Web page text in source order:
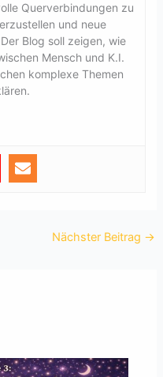
Querverbindungen zu
und neue
Blog soll zeigen, wie
Mensch und K.I.
komplexe Themen
Nächster Beitrag →